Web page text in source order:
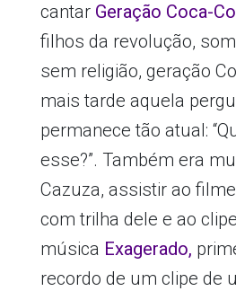
cantar Geração Coca-
filhos da revolução,
sem religião, geração
mais tarde aquela
permanece tão atual:
esse?”. Também era
Cazuza, assistir ao
com trilha dele e ao
música Exagerado,
recordo de um clipe de